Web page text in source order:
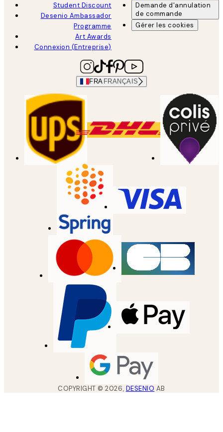
Student Discount
Desenio Ambassador
Programme
Art Awards
Connexion (Entreprise)
Demande d'annulation
de commande
Gérer les cookies
FRA FRANÇAIS
COPYRIGHT ©2026, DESENIO AB